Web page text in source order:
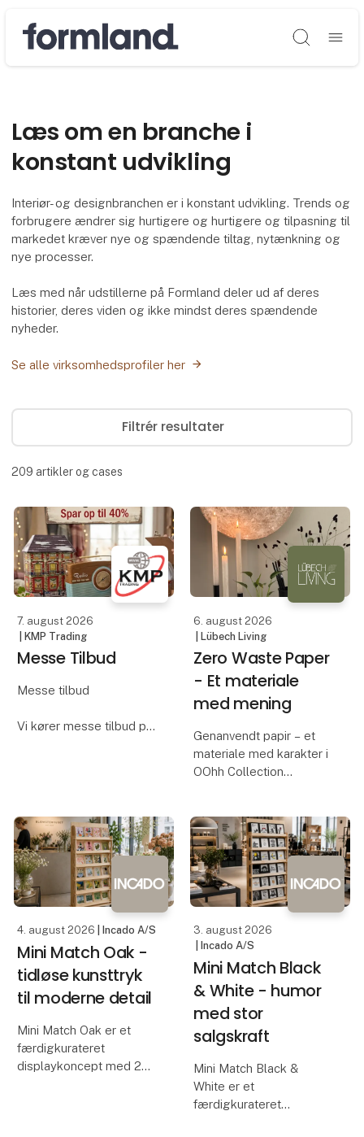
Søg
Læs om en branche i
konstant udvikling
Interiør- og designbranchen er i konstant udvikling. Trends og
forbrugere ændrer sig hurtigere og hurtigere og tilpasning til
markedet kræver nye og spændende tiltag, nytænkning og
nye processer.
Læs med når udstillerne på Formland deler ud af deres
historier, deres viden og ikke mindst deres spændende
nyheder.
Se alle virksomhedsprofiler her
Filtrér resultater
209 artikler og cases
7. august 2026
| KMP Trading
Messe Tilbud
Messe tilbud
Vi kører messe tilbud på
Mød os på F 5120
Og se tilbuddene.
Vi ses
Kmp Trading
6. august 2026
| Lübech Living
Zero Waste Paper
- Et materiale
med mening
Genanvendt papir – et
materiale med karakter i
OOhh Collection
genanvendt papir været
en vigtig del af OOhh
Collection. Den
allerførste håndlavede
OOhh urtepotte blev
4. august 2026 | Incado A/S
Mini Match Oak -
tidløse kunsttryk
til moderne detail
Mini Match Oak er et
færdigkurateret
displaykoncept med 24
3. august 2026
| Incado A/S
Mini Match Black
& White - humor
med stor
salgskraft
Mini Match Black &
White er et
færdigkurateret